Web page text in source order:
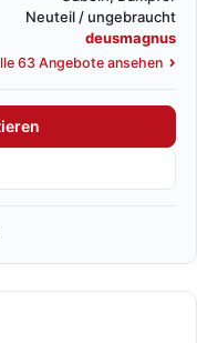
Neuteil / ungebraucht
deusmagnus
63 Angebote ansehen